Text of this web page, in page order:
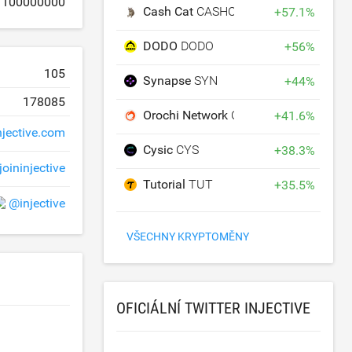
105
178085
joininjective
@injective
Cash Cat CASHCAT +57.1%
DODO DODO +56%
SynapseSYN +44%
Orochi Network ON +41.6%
Cysic CYS +38.3%
TutorialTUT +35.5%
VŠECHNY KRYPTOMĚNY
OFICIÁLNÍ TWITTER INJECTIVE